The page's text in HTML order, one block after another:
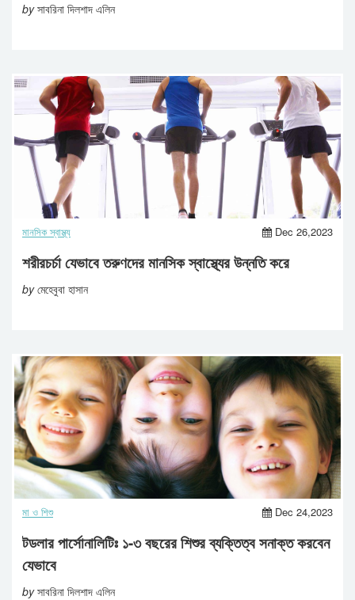
byসাবরিনা দিলশাদ এলিন
মানসিক স্বাস্থ্য Dec 26,2023
শরীরচর্চা যেভাবে তরুণদের মানসিক স্বাস্থ্যের উন্নতি করে
byমেহেবুবা হাসান
মা ও শিশু Dec 24,2023
টডলার পার্সোনালিটিঃ ১-৩ বছরের শিশুর ব্যক্তিত্ব সনাক্ত করবেন
যেভাবে
byসাবরিনা দিলশাদ এলিন